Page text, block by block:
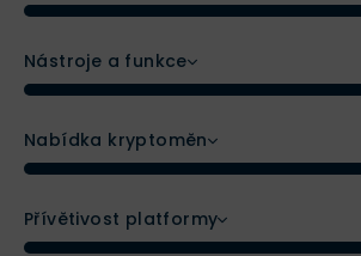
Nástroje a funkce
Nabídka kryptoměn
Přívětivost platformy